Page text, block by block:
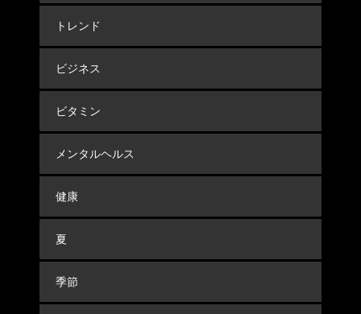
トレンド
ビジネス
ビタミン
メンタルヘルス
健康
夏
季節